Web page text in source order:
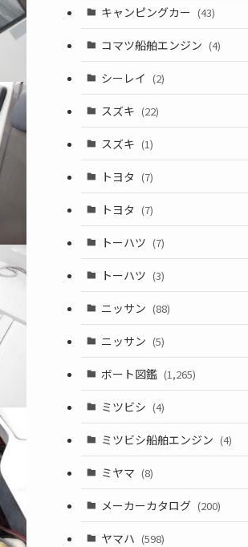
キャンピングカー (43)
コマツ船舶エンジン (4)
シーレイ (2)
スズキ (22)
スズキ (1)
トヨタ (7)
トヨタ (7)
トーハツ (7)
トーハツ (3)
ニッサン (88)
ニッサン (5)
ボート図鑑 (1,265)
ミツビシ (4)
ミツビシ船舶エンジン (4)
ミヤマ (8)
メーカーカタログ (200)
ヤマハ (598)